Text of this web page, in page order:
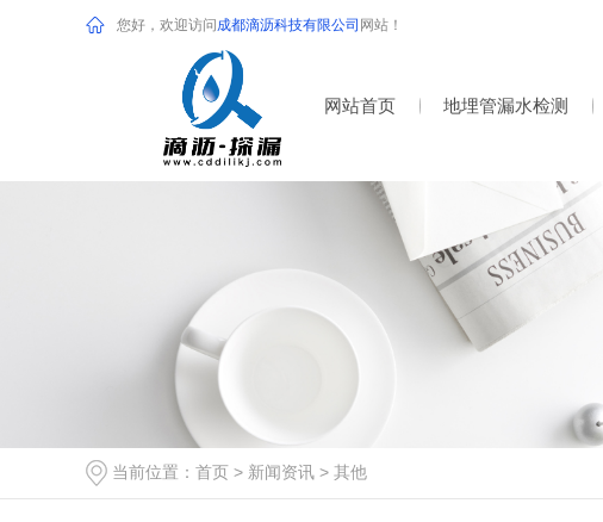
您好，欢迎访问 成都滴沥科技有限公司 网站！
网站首页 地埋管漏水检测
当前位置： 首页 > 新闻资讯 > 其他